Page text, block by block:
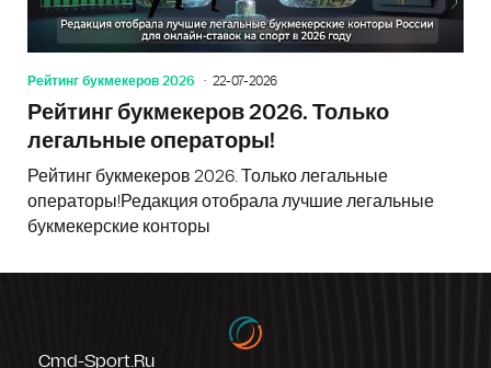
Рейтинг букмекеров 2026 22-07-2026
Рейтинг букмекеров 2026. Только
легальные операторы!
Рейтинг букмекеров 2026. Только легальные
операторы!Редакция отобрала лучшие легальные
букмекерские конторы
Cmd-Sport.ru